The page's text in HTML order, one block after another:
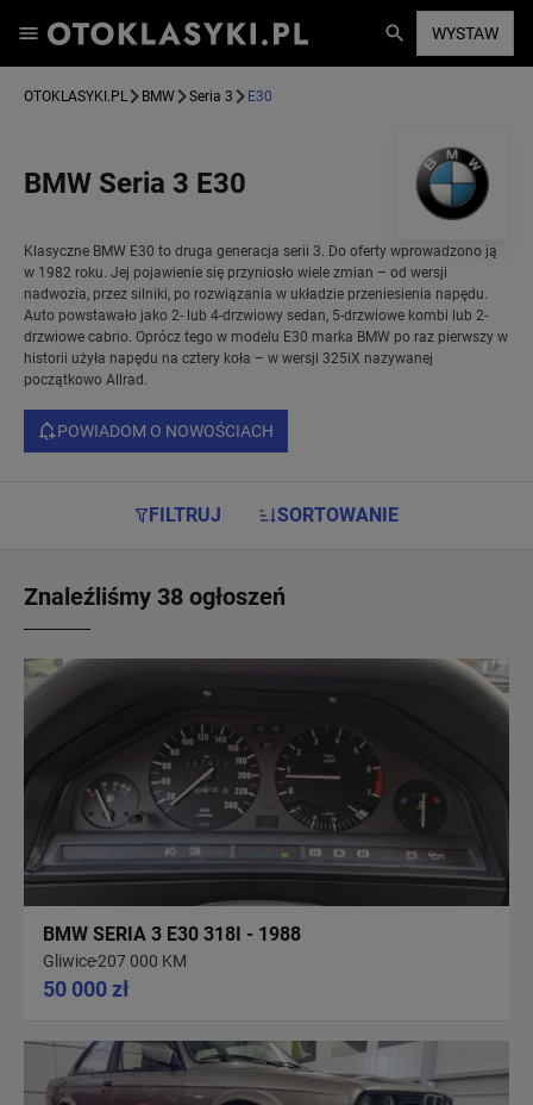
WYSTAW
OTOKLASYKI.PL BMW Seria 3 E30
BMW Seria 3 E30
Klasyczne BMW E30 to druga generacja serii 3. Do oferty wprowadzono ją
w 1982 roku. Jej pojawienie się przyniosło wiele zmian – od wersji
nadwozia, przez silniki, po rozwiązania w układzie przeniesienia napędu.
Auto powstawało jako 2- lub 4-drzwiowy sedan, 5-drzwiowe kombi lub 2-
drzwiowe cabrio. Oprócz tego w modelu E30 marka BMW po raz pierwszy w
historii użyła napędu na cztery koła – w wersji 325iX nazywanej
początkowo Allrad.
POWIADOM O NOWOŚCIACH
FILTRUJ SORTOWANIE
Znaleźliśmy 38 ogłoszeń
BMW SERIA 3 E30 318I - 1988
Gliwice207 000 KM
50 000 zł